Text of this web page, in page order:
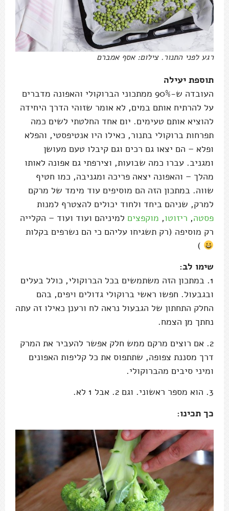
רגע לפני התנור. צילום: אסף אמברם
תוספת יעילה
העובדה ש-90% ממתכוני הברוקולי והאפונה מדברים
על להרתיח אותם במים, לא אומר שזוהי הדרך היחידה
להוציא אותם טעימים. יום אחד החלטתי לשים כמה
תפרחות ברוקולי בתנור, כאילו היו אנטיפסטי, והפלא
ופלא – הם יצאו גם רכים וגם קיבלו טעם מעושן
ומגניב. עברו כמה שבועות, וצירפתי גם אפונה לאותו
מהלך – והאפונה יצאה פריכה ומגניבה, כמו חטיף
שווה. במתכון הזה הם מוסיפים עוד מימד של מרקם
למרק, שניהם ביחד ולחוד יכולים להצטרף למנות
פסטה, ריזוטו, מוקפצים למיניהם ועוד ועוד – הקלייה
רק מוסיפה (רק תשגיחו עליהם כי הם נשרפים בקלות
)
שימו לב:
1. במתכון הזה משתמשים בכל הברוקולי, כולל בעלים
ובגבעול. חפשו ראשי ברוקולי גדולים ויפים, בהם
החלק התחתון של הגבעול נראה לח ורענן כאילו זה עתה
נחתך מן הצמח.
2. אם רוצים מרקם ממש חלק אפשר להעביר את המרק
דרך מסננת צפופה, שתתפוס את כל קליפות האפונים
ומיני סיבים מהברוקולי.
3. הוא מספר ראשוני. וגם 2. אבל 1 לא.
כך תכינו: